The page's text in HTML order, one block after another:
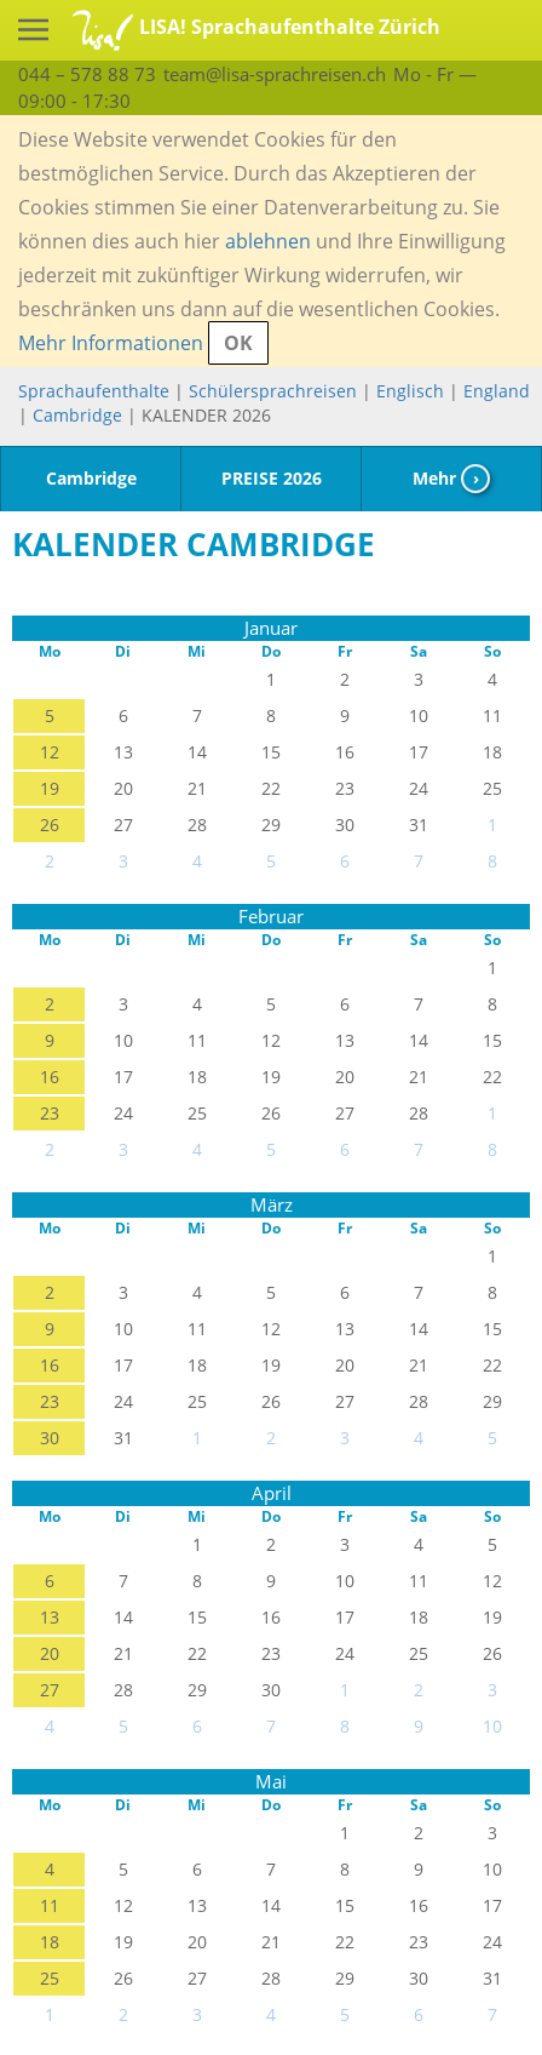
LISA! Sprachaufenthalte Zürich
044 – 578 88 73 team@lisa-sprachreisen.ch Mo - Fr —
09:00 - 17:30
Diese Website verwendet Cookies für den
bestmöglichen Service. Durch das Akzeptieren der
Cookies stimmen Sie einer Datenverarbeitung zu. Sie
können dies auch hierablehnen und Ihre Einwilligung
jederzeit mit zukünftiger Wirkung widerrufen, wir
beschränken uns dann auf die wesentlichen Cookies.
Mehr Informationen
OK
Sprachaufenthalte | Schülersprachreisen | Englisch | England
| Cambridge | KALENDER 2026
Cambridge PREISE 2026 Mehr ›
KALENDER CAMBRIDGE
Januar
Mo Di Mi Do Fr Sa So
1 2 3
4
5
6 7 8 9 10
11
12
13 14 15 16 17
18
19
20 21 22 23 24
25
26
27 28 29 30 31
1
2
3 4 5 6 7 8
Februar
Mo Di Mi Do Fr Sa So
1
2
3 4 5 6 7
8
9
10 11 12 13 14
15
16
17 18 19 20 21
22
23
24 25 26 27 28
1
2
3 4 5 6 7 8
März
Mo Di Mi Do Fr Sa So
1
2
3 4 5 6 7
8
9
10 11 12 13 14
15
16
17 18 19 20 21
22
23
24 25 26 27 28
29
30
31 1 2 3 4 5
April
Mo Di Mi Do Fr Sa So
1 2 3 4
5
6
7 8 9 10 11
12
13
14 15 16 17 18
19
20
21 22 23 24 25
26
27
28 29 30 1 2
3
4
5 6 7 8 9 10
Mai
Mo Di Mi Do Fr Sa So
1 2
3
4
5 6 7 8 9
10
11
12 13 14 15 16
17
18
19 20 21 22 23
24
25
26 27 28 29 30
31
1
2 3 4 5 6 7